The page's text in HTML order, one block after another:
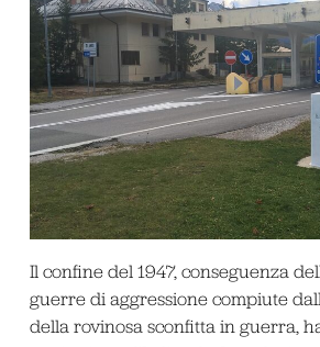
Il confine del 1947, conseguenza
guerre di aggressione compiute
della rovinosa sconfitta in guerra,